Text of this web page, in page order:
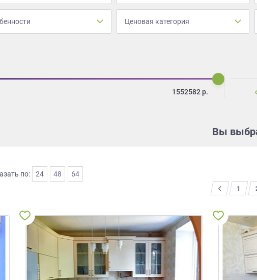
Ценовая категория
1552582р.
Вы
по: 24 48 64
1